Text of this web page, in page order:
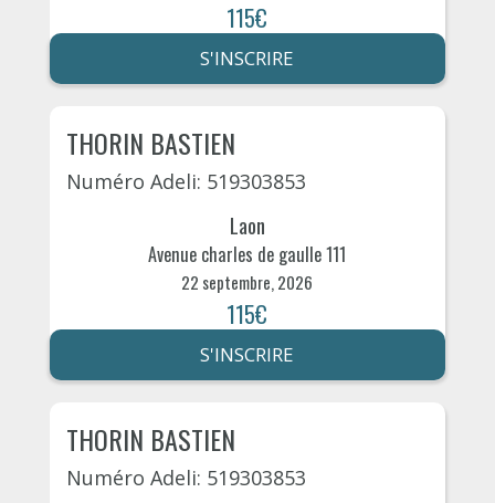
115€
S'INSCRIRE
THORIN BASTIEN
Numéro Adeli: 519303853
Laon
Avenue charles de gaulle 111
22 septembre, 2026
115€
S'INSCRIRE
THORIN BASTIEN
Numéro Adeli: 519303853